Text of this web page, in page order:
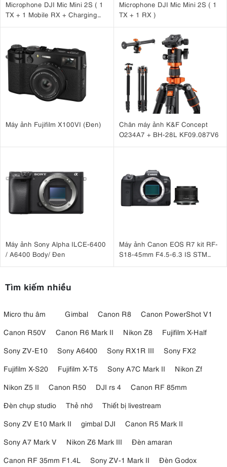
Microphone DJI Mic Mini 2S ( 1
TX + 1 Mobile RX + Charging
Microphone DJI Mic Mini 2S ( 1
TX + 1 RX )
Máy ảnh Fujifilm X100VI (Đen)
Chân máy ảnh K&F Concept
O234A7 + BH-28L KF09.087V6
Máy ảnh Sony Alpha ILCE-6400
/ A6400 Body/ Đen
Máy ảnh Canon EOS R7 kit RF-
S18-45mm F4.5-6.3 IS STM
Tìm kiếm nhiều
Micro thu âm Gimbal Canon R8
Canon PowerShot V1
Canon R50V
Canon R6 Mark II Nikon Z8
Fujifilm X-Half
Sony ZV-E10
Sony A6400 Sony RX1R III
Sony FX2
Fujifilm X-S20
Fujifilm X-T5 Sony A7C Mark II
Nikon Zf
Nikon Z5 II
Canon R50 DJI rs 4
Canon RF 85mm
Đèn chụp studio
Thẻ nhớ
Thiết bị livestream
Sony ZV E10 Mark II
gimbal DJI
Canon R5 Mark II
Sony A7 Mark V
Nikon Z6 Mark III
Đèn amaran
Canon RF 35mm F1.4L
Sony ZV-1 Mark II
Đèn Godox